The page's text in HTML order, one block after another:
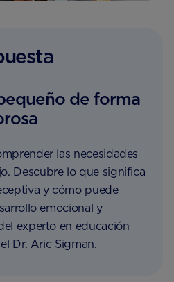
de forma
las necesidades
Descubre lo que significa
y cómo puede
emocional y
experto en educación
Dr. Aric Sigman.